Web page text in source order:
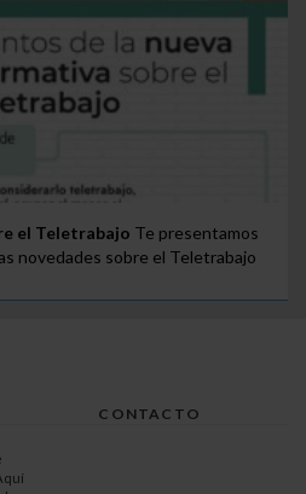
el Teletrabajo Te presentamos
novedades sobre el Teletrabajo
CONTACTO